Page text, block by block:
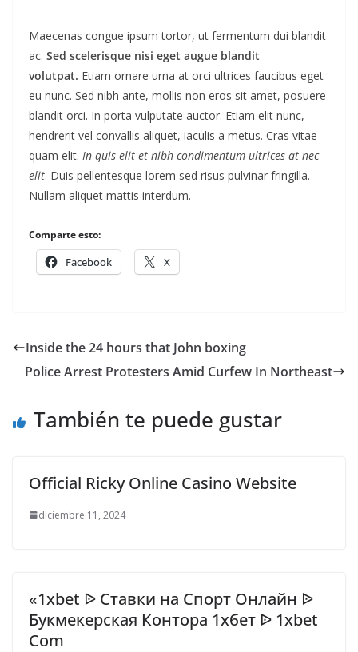
Maecenas congue ipsum tortor, ut fermentum dui blandit
ac. Sed scelerisque nisi eget augue blandit
volutpat. Etiam ornare urna at orci ultrices faucibus eget
eu nunc. Sed nibh ante, mollis non eros sit amet, posuere
blandit orci. In porta vulputate auctor. Etiam elit nunc,
hendrerit vel convallis aliquet, iaculis a metus. Cras vitae
quam elit. In quis elit et nibh condimentum ultrices at nec
elit. Duis pellentesque lorem sed risus pulvinar fringilla.
Nullam aliquet mattis interdum.
Comparte esto:
Facebook X
Inside the 24 hours that John boxing
Police Arrest Protesters Amid Curfew In Northeast
También te puede gustar
Official Ricky Online Casino Website
diciembre 11, 2024
«1xbet ᐉ Ставки на Спорт Онлайн ᐉ
Букмекерская Контора 1хбет ᐉ 1xbet
Com